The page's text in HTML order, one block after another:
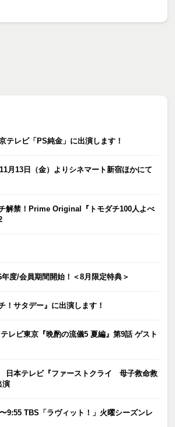
テレビ「PS純金」に出演します！
月13日（金）よりシネマート新宿ほかにて
チ解禁！Prime Original『トモダチ100人よべ
度/会員期間開始！＜8月限定特典＞
！サタデー』に出演します！
テレビ東京『晩酌の流儀5 夏編』第9話 ゲスト
日本テレビ『ファーストクライ 母子救命救
演
9:55 TBS「ラヴィット！」火曜シーズンレ